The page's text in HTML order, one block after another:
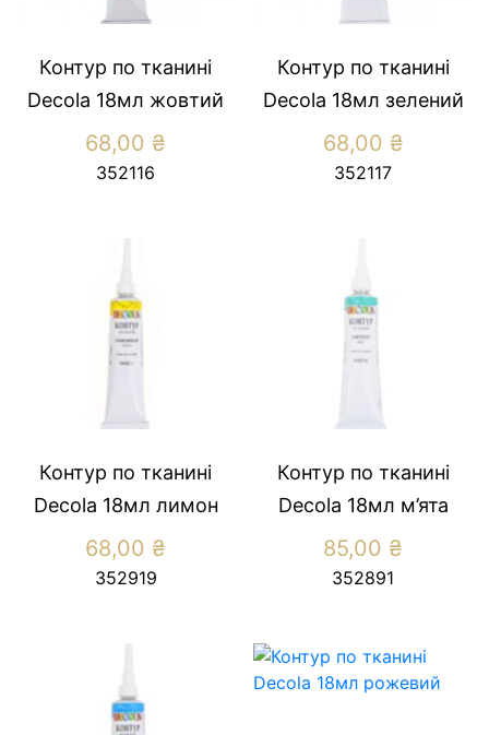
Контур по тканині
Decola 18мл жовтий
68,00 ₴
352116
Контур по тканині
Decola 18мл зелений
68,00 ₴
352117
Контур по тканині
Decola 18мл лимон
68,00 ₴
352919
Контур по тканині
Decola 18мл м’ята
85,00 ₴
352891